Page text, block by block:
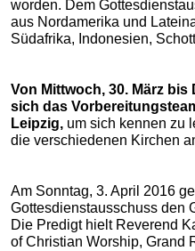
worden. Dem
aus Nordamerika und
Südafrika, Indonesien,
Von Mittwoch, 30. März bis
sich das
Leipzig, um sich kennen zu
die verschiedenen Kirchen
Am Sonntag, 3. April 2016
Gottesdienstausschuss den
Die Predigt hielt Reverend
of Christian Worship, Grand